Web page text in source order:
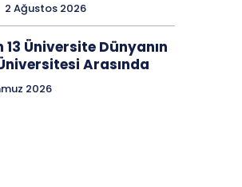
2 Ağustos 2026
13 Üniversite Dünyanın
Arasında
2026